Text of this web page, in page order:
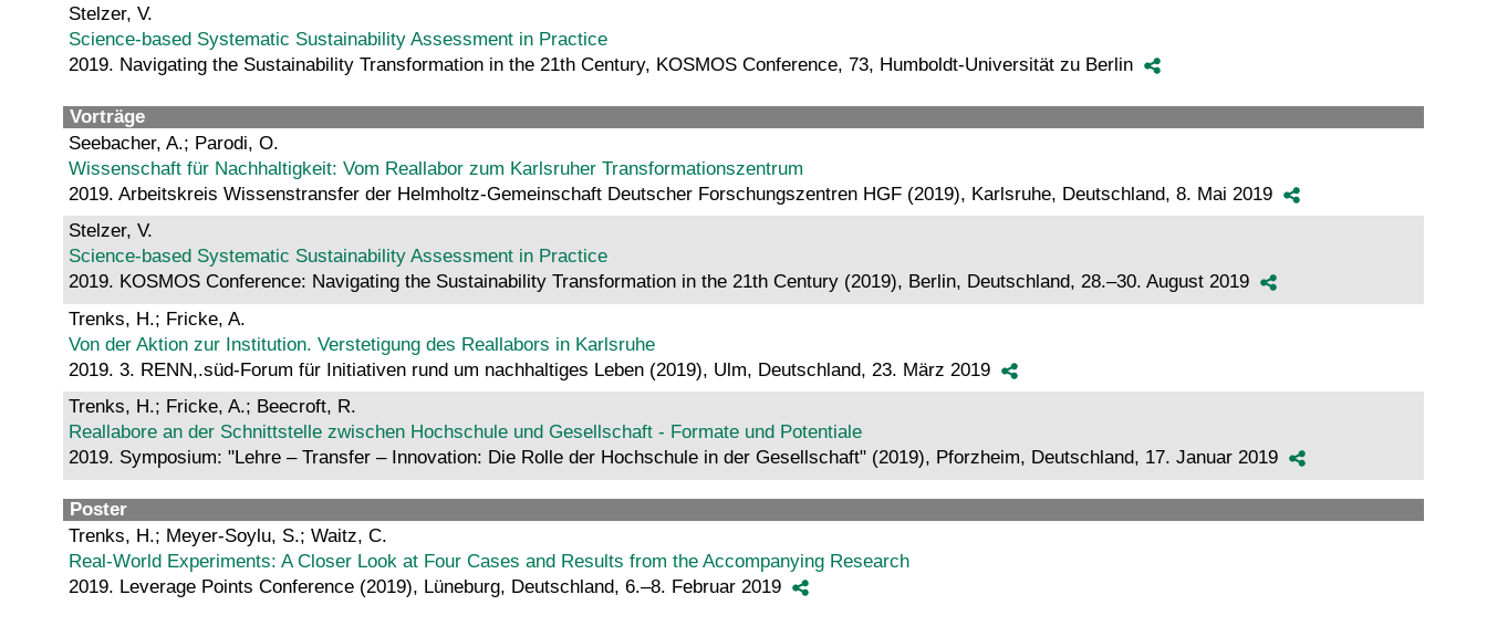
Stelzer, V.
Science-based Systematic Sustainability Assessment in Practice
2019. Navigating the Sustainability Transformation in the 21th Century, KOSMOS Conference, 73, Humboldt-Universität zu Berlin
Vorträge
Seebacher, A.; Parodi, O.
Wissenschaft für Nachhaltigkeit: Vom Reallabor zum Karlsruher Transformationszentrum
2019. Arbeitskreis Wissenstransfer der Helmholtz-Gemeinschaft Deutscher Forschungszentren HGF (2019), Karlsruhe, Deutschland, 8. Mai 2019
Stelzer, V.
Science-based Systematic Sustainability Assessment in Practice
2019. KOSMOS Conference: Navigating the Sustainability Transformation in the 21th Century (2019), Berlin, Deutschland, 28.–30. August 2019
Trenks, H.; Fricke, A.
Von der Aktion zur Institution. Verstetigung des Reallabors in Karlsruhe
2019. 3. RENN,.süd-Forum für Initiativen rund um nachhaltiges Leben (2019), Ulm, Deutschland, 23. März 2019
Trenks, H.; Fricke, A.; Beecroft, R.
Reallabore an der Schnittstelle zwischen Hochschule und Gesellschaft - Formate und Potentiale
2019. Symposium: "Lehre – Transfer – Innovation: Die Rolle der Hochschule in der Gesellschaft" (2019), Pforzheim, Deutschland, 17. Januar 2019
Poster
Trenks, H.; Meyer-Soylu, S.; Waitz, C.
Real-World Experiments: A Closer Look at Four Cases and Results from the Accompanying Research
2019. Leverage Points Conference (2019), Lüneburg, Deutschland, 6.–8. Februar 2019